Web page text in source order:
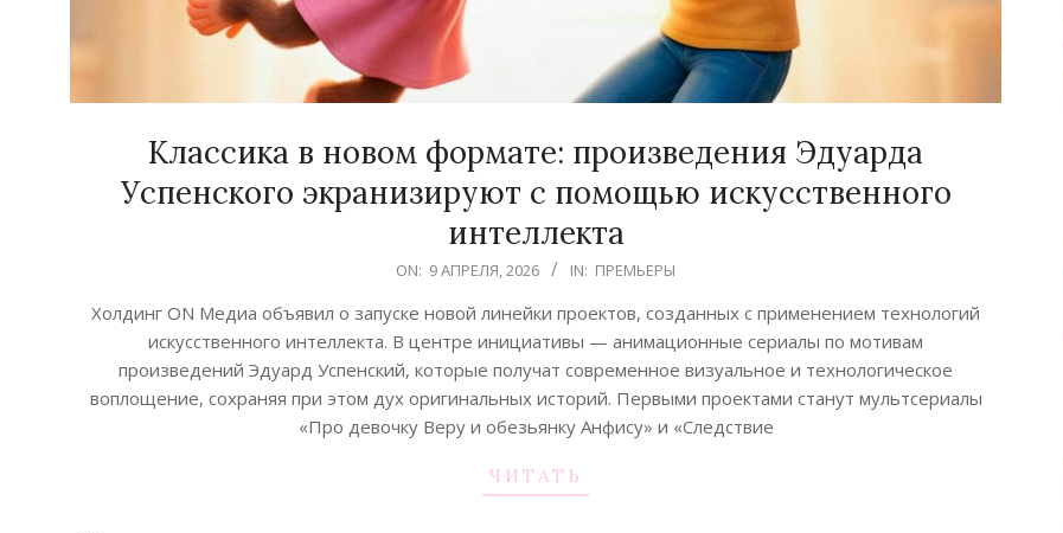
Классика в новом формате: произведения Эдуарда
Успенского экранизируют с помощью искусственного
интеллекта
ON: 9 АПРЕЛЯ, 2026 IN: ПРЕМЬЕРЫ
Холдинг ON Медиа объявил о запуске новой линейки проектов, созданных с применением технологий
искусственного интеллекта. В центре инициативы — анимационные сериалы по мотивам
произведений Эдуард Успенский, которые получат современное визуальное и технологическое
воплощение, сохраняя при этом дух оригинальных историй. Первыми проектами станут мультсериалы
«Про девочку Веру и обезьянку Анфису» и «Следствие
ЧИТАТЬ